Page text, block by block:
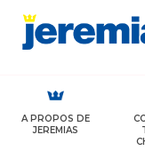
A PROPOS DE
JEREMIAS